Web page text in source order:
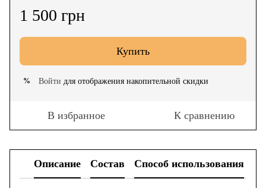
1 500 грн
Купить
% Войти для отображения накопительной скидки
В избранное К сравнению
Описание Состав Способ использования